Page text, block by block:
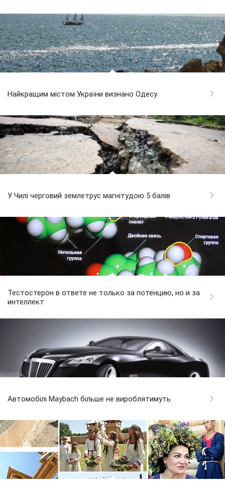
Найкращим містом України визнано Одесу
У Чилі черговий землетрус магнітудою 5 балів
Тестостерон в ответе не только за потенцию, но и за
интеллект
Автомобілі Maybach більше не вироблятимуть